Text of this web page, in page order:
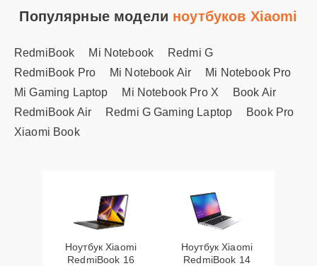
Популярные модели ноутбуков Xiaomi
RedmiBook Mi Notebook
Redmi G
RedmiBook Pro
Mi Notebook Air
Mi Notebook Pro
Mi Gaming Laptop
Mi Notebook Pro X
Book Air
RedmiBook Air
Redmi G Gaming Laptop
Book Pro
Xiaomi Book
Ноутбук Xiaomi
RedmiBook 16
Ноутбук Xiaomi
RedmiBook 14